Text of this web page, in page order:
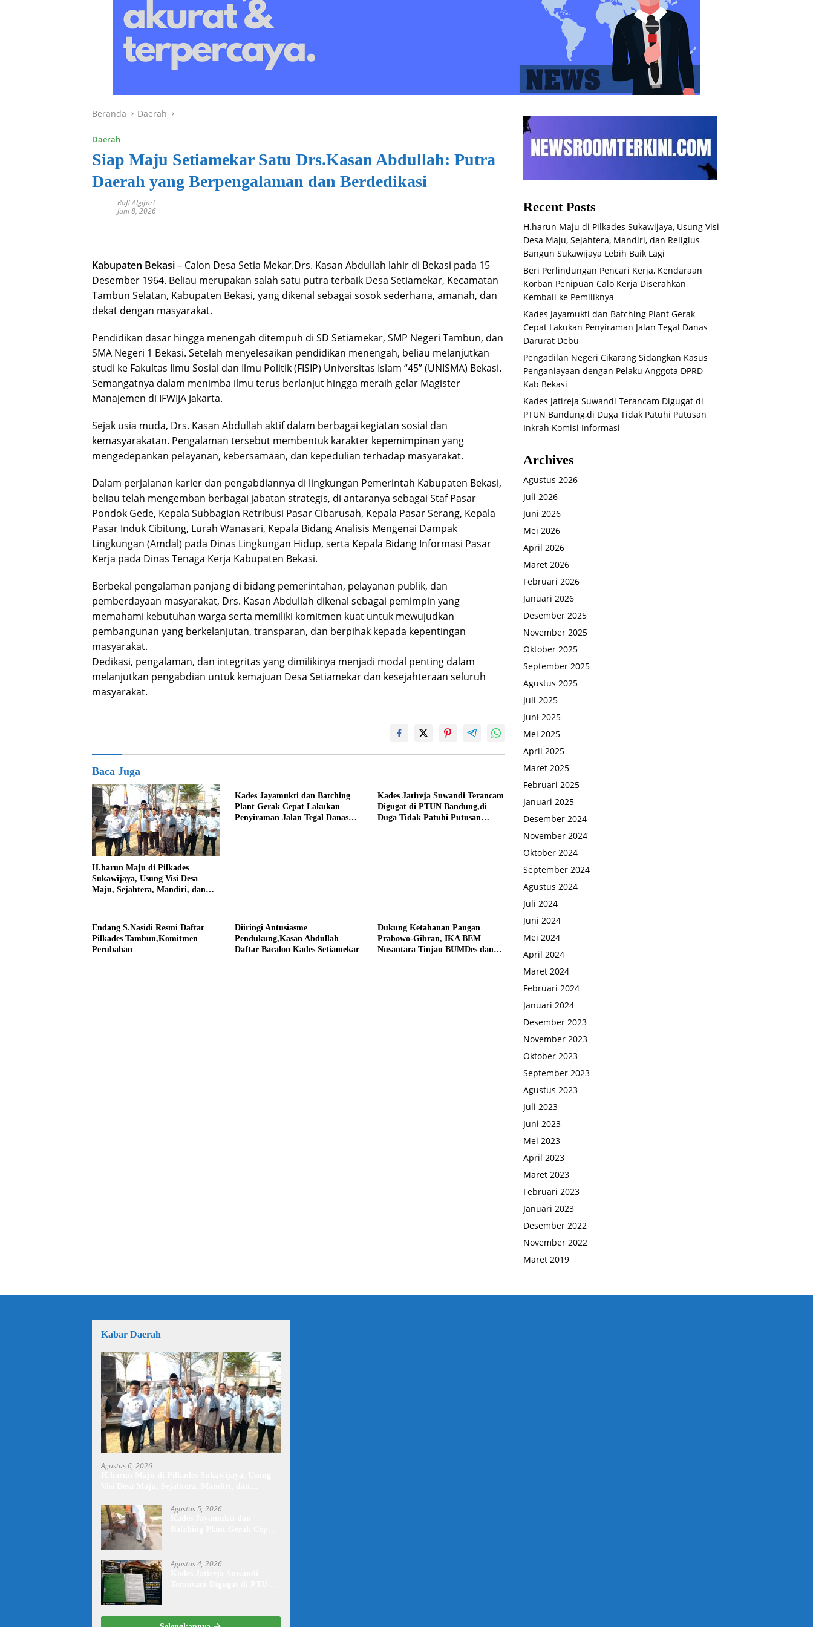
Beranda Daerah
Daerah
Siap Maju Setiamekar Satu Drs.Kasan Abdullah: Putra
Daerah yang Berpengalaman dan Berdedikasi
Rafi Algifari
Juni 8, 2026
Kabupaten Bekasi– Calon Desa Setia Mekar.Drs. Kasan Abdullah lahir di Bekasi pada 15
Desember 1964. Beliau merupakan salah satu putra terbaik Desa Setiamekar, Kecamatan
Tambun Selatan, Kabupaten Bekasi, yang dikenal sebagai sosok sederhana, amanah, dan
dekat dengan masyarakat.
Pendidikan dasar hingga menengah ditempuh di SD Setiamekar, SMP Negeri Tambun, dan
SMA Negeri 1 Bekasi. Setelah menyelesaikan pendidikan menengah, beliau melanjutkan
studi ke Fakultas Ilmu Sosial dan Ilmu Politik (FISIP) Universitas Islam “45” (UNISMA) Bekasi.
Semangatnya dalam menimba ilmu terus berlanjut hingga meraih gelar Magister
Manajemen di IFWIJA Jakarta.
Sejak usia muda, Drs. Kasan Abdullah aktif dalam berbagai kegiatan sosial dan
kemasyarakatan. Pengalaman tersebut membentuk karakter kepemimpinan yang
mengedepankan pelayanan, kebersamaan, dan kepedulian terhadap masyarakat.
Dalam perjalanan karier dan pengabdiannya di lingkungan Pemerintah Kabupaten Bekasi,
beliau telah mengemban berbagai jabatan strategis, di antaranya sebagai Staf Pasar
Pondok Gede, Kepala Subbagian Retribusi Pasar Cibarusah, Kepala Pasar Serang, Kepala
Pasar Induk Cibitung, Lurah Wanasari, Kepala Bidang Analisis Mengenai Dampak
Lingkungan (Amdal) pada Dinas Lingkungan Hidup, serta Kepala Bidang Informasi Pasar
Kerja pada Dinas Tenaga Kerja Kabupaten Bekasi.
Berbekal pengalaman panjang di bidang pemerintahan, pelayanan publik, dan
pemberdayaan masyarakat, Drs. Kasan Abdullah dikenal sebagai pemimpin yang
memahami kebutuhan warga serta memiliki komitmen kuat untuk mewujudkan
pembangunan yang berkelanjutan, transparan, dan berpihak kepada kepentingan
masyarakat.
Dedikasi, pengalaman, dan integritas yang dimilikinya menjadi modal penting dalam
melanjutkan pengabdian untuk kemajuan Desa Setiamekar dan kesejahteraan seluruh
masyarakat.
Baca Juga
H.harun Maju di Pilkades
Sukawijaya, Usung Visi Desa
Maju, Sejahtera, Mandiri, dan
Kades Jayamukti dan Batching
Plant Gerak Cepat Lakukan
Penyiraman Jalan Tegal Danas
Kades Jatireja Suwandi Terancam
Digugat di PTUN Bandung,di
Duga Tidak Patuhi Putusan
Endang S.Nasidi Resmi Daftar
Pilkades Tambun,Komitmen
Perubahan
Diiringi Antusiasme
Pendukung,Kasan Abdullah
Daftar Bacalon Kades Setiamekar
Dukung Ketahanan Pangan
Prabowo-Gibran, IKA BEM
Nusantara Tinjau BUMDes dan
Recent Posts
H.harun Maju di Pilkades Sukawijaya, Usung Visi
Desa Maju, Sejahtera, Mandiri, dan Religius
Bangun Sukawijaya Lebih Baik Lagi
Beri Perlindungan Pencari Kerja, Kendaraan
Korban Penipuan Calo Kerja Diserahkan
Kembali ke Pemiliknya
Kades Jayamukti dan Batching Plant Gerak
Cepat Lakukan Penyiraman Jalan Tegal Danas
Darurat Debu
Pengadilan Negeri Cikarang Sidangkan Kasus
Penganiayaan dengan Pelaku Anggota DPRD
Kab Bekasi
Kades Jatireja Suwandi Terancam Digugat di
PTUN Bandung,di Duga Tidak Patuhi Putusan
Inkrah Komisi Informasi
Archives
Agustus 2026
Juli 2026
Juni 2026
Mei 2026
April 2026
Maret 2026
Februari 2026
Januari 2026
Desember 2025
November 2025
Oktober 2025
September 2025
Agustus 2025
Juli 2025
Juni 2025
Mei 2025
April 2025
Maret 2025
Februari 2025
Januari 2025
Desember 2024
November 2024
Oktober 2024
September 2024
Agustus 2024
Juli 2024
Juni 2024
Mei 2024
April 2024
Maret 2024
Februari 2024
Januari 2024
Desember 2023
November 2023
Oktober 2023
September 2023
Agustus 2023
Juli 2023
Juni 2023
Mei 2023
April 2023
Maret 2023
Februari 2023
Januari 2023
Desember 2022
November 2022
Maret 2019
Kabar Daerah
Agustus 6, 2026
Agustus 5, 2026
Agustus 4, 2026
Komisi Informasi